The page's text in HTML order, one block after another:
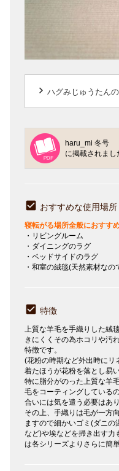
keyboard_arrow_right ハグみじゅうたん
haru_mi 冬号
に掲載されまし
おすすめな使用場所
寝転がる場所全般におすすめ
・リビングルーム
・ダイニングのラグ
・ベッドサイドのラグ
・和室の絨毯(天然素材な
特徴
上質な羊毛を手織りした絨
きにくくその為ホコリや汚
特徴です。
(花粉の時期など外出時にリ
着たほうが花粉を落とし易
特に脂分がのった上質な羊
毛をコーティングしている
合いには気を遣う必要はあり
その上、手織りは毛が一方
ますので細かいゴミ(ダニ
など)や埃などを掃き出す力
は各シリーズよりさらに簡単